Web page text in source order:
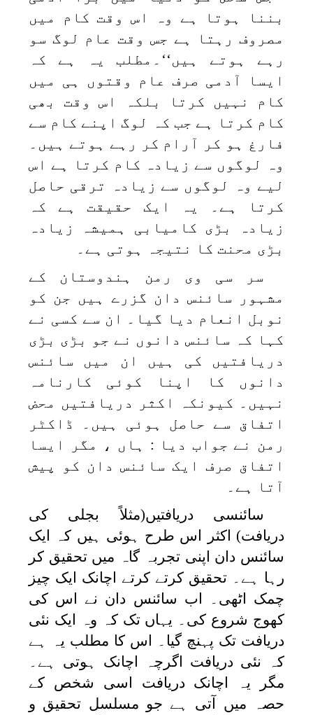
بننا ہوتا ہے وہ اس وقت کام میں
مصروف رہتا ہے جس وقت عام لوگ سو
رہے ہوتے ہیں‘‘۔مطلب یہ ہے کہ
ایسا آدمی صرف عام وقتوں ہی میں
کام نہیں کرتا بلکہ اس وقت بھی
کام کرتا ہے جب کہ لوگ اپنے کام سے
فارغ ہو کر آرام کر رہے ہوتے ہیں۔
وہ لوگوں سے زیادہ کام کرتا ہے اس
لیے وہ لوگوں سے زیادہ ترقی حاصل
کرتا ہے۔ یہ ایک حقیقت ہے کہ
زیادہ بڑی کامیابی ہمیشہ زیادہ
بڑی محنت کا نتیجہ ہوتی ہے۔
سر سی وی رمن ہندوستان کے
مشہور سائنس دان گزرے ہیں جن کو
نوبل انعام دیا گیا۔ ان سے کسی نے
کہا کہ سائنس دانوں نے جو بڑی بڑی
دریافتیں کی ہیں ان میں سائنس
دانوں کا اپنا کوئی کارنامہ
نہیں۔ کیونکہ اکثر دریافتیں محض
اتفاق سے حاصل ہوئی ہیں۔ ڈاکٹر
رمن نے جواب دیا : ہاں ، مگر ایسا
اتفاق صرف ایک سائنس دان کو پیش
آتا ہے۔
سائنسی دریافتیں(مثلاً بجلی کی
دریافت) اکثر اس طرح ہوئی ہیں کہ ایک
سائنس دان اپنی تجربہ گاہ میں تحقیق کر
رہا ہے۔ تحقیق کرتے کرتے اچانک ایک چیز
چمک اٹھی۔ اب سائنس دان نے اس کی
کھوج شروع کی۔ یہاں تک کہ وہ ایک نئی
دریافت تک پہنچ گیا۔ اس کا مطلب یہ ہے
کہ نئی دریافت اگرچہ اچانک ہوتی ہے۔
مگر یہ اچانک دریافت اسی شخص کے
حصہ میں آتی ہے جو مسلسل تحقیق و